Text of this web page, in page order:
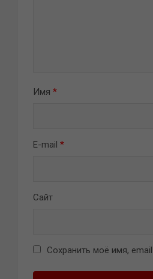
Имя *
E-mail *
Сайт
Сохранить моё имя,